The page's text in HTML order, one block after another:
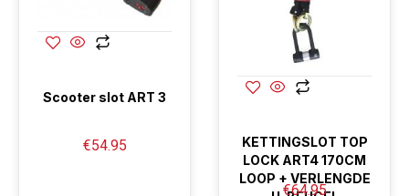
Scooter slot ART 3
€54.95
KETTINGSLOT TOP
LOCK ART4 170CM
LOOP + VERLENGDE
€64.95